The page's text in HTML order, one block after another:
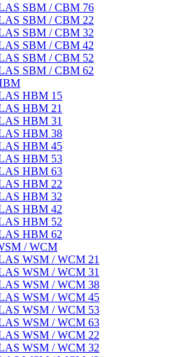
SBM / CBM 76
SBM / CBM 22
SBM / CBM 32
SBM / CBM 42
SBM / CBM 52
SBM / CBM 62
HBM 15
HBM 21
HBM 31
HBM 38
HBM 45
HBM 53
HBM 63
HBM 22
HBM 32
HBM 42
HBM 52
HBM 62
/ WCM
WSM / WCM 21
WSM / WCM 31
WSM / WCM 38
WSM / WCM 45
WSM / WCM 53
WSM / WCM 63
WSM / WCM 22
WSM / WCM 32